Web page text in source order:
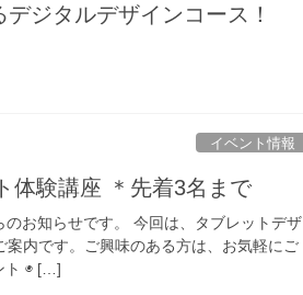
ジタルデザインコース！
イベント情報
体験講座 ＊先着3名まで
お知らせです。 今回は、タブレットデザ
内です。ご興味のある方は、お気軽にご
ト ◉ […]